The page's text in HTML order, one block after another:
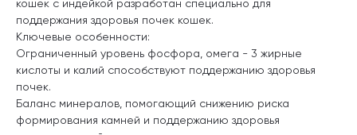
кошек с индейкой разработан специально для
поддержания здоровья почек кошек.
Ключевые особенности:
Ограниченный уровень фосфора, омега - 3 жирные
кислоты и калий способствуют поддержанию здоровья
почек.
Баланс минералов, помогающий снижению риска
формирования камней и поддержанию здоровья